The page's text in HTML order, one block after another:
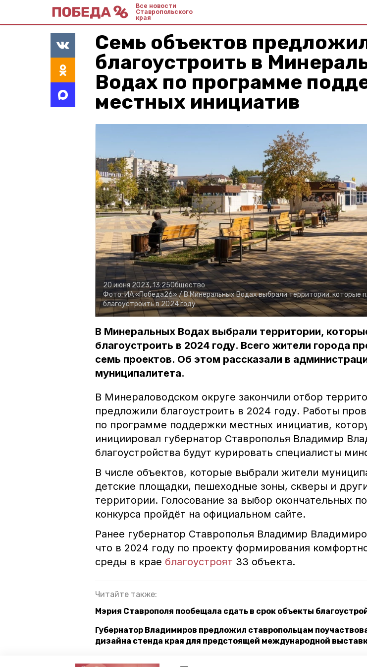
Все новости
Ставропольского
края
Семь объектов
благоустроить в
Водах по программе
местных инициатив
20 июня 2023, 13:25Общество
Фото:ИА «Победа26» /В Минеральных Водах выбрали территории, которые
благоустроить в 2024 году
В Минеральных Водах выбрали территории,
благоустроить в 2024 году. Всего жители города
семь проектов. Об этом рассказали в
муниципалитета.
В Минераловодском округе закончили отбор
предложили благоустроить в 2024 году. Работы
по программе поддержки местных инициатив,
инициировал губернатор Ставрополья Владимир
благоустройства будут курировать специалисты
В числе объектов, которые выбрали жители
детские площадки, пешеходные зоны, скверы и
территории. Голосование за выбор окончательных
конкурса пройдёт на официальном сайте.
Ранее губернатор Ставрополья Владимир
что в 2024 году по проекту формирования
среды в крае благоустроят 33 объекта.
Читайте также:
Мэрия Ставрополя пообещала сдать в срок объекты
Губернатор Владимиров предложил ставропольцам
дизайна стенда края для предстоящей международной